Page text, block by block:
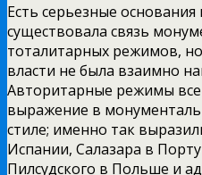
Есть серьезные основания
существовала связь
тоталитарных режимов,
власти не была взаимно
Авторитарные режимы
выражение в
стиле; именно так
Испании, Салазара в
Пилсудского в Польше и